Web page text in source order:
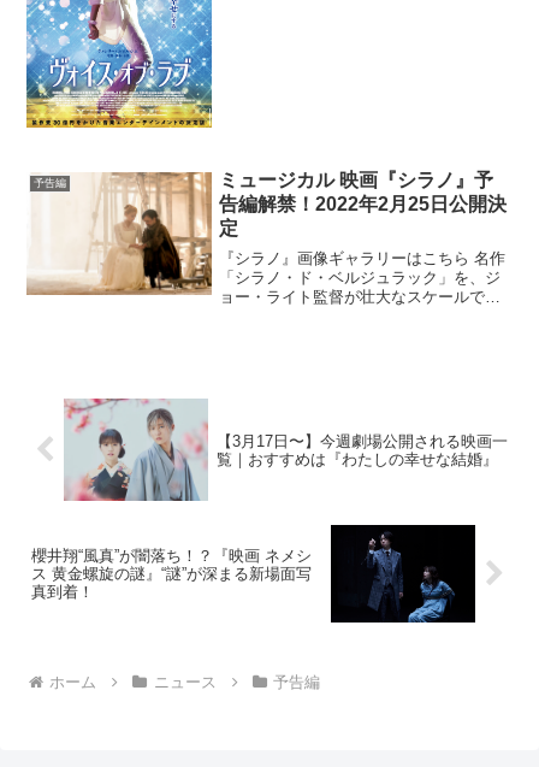
予告編
ミュージカル 映画『シラノ』予
告編解禁！2022年2月25日公開決
定
『シラノ』画像ギャラリーはこちら 名作
「シラノ・ド・ベルジュラック」を、ジ
ョー・ライト監督が壮大なスケールで再
【3月17日〜】今週劇場公開される映画一
覧｜おすすめは『わたしの幸せな結婚』
櫻井翔“風真”が闇落ち！？『映画 ネメシ
ス 黄金螺旋の謎』“謎”が深まる新場面写
真到着！
ホーム ニュース 予告編